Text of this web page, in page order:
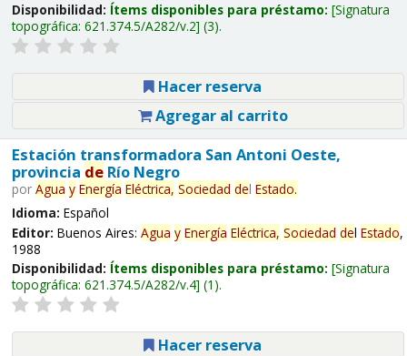
Disponibilidad: Ítems disponibles para préstamo: Signatura
topográfica: 621.374.5/A282/v.2 (3).
Hacer reserva
Agregar al carrito
Estación transformadora San Antoni Oeste,
provincia deRío Negro
por Agua y Energía Eléctrica, Sociedad del Estado.
Idioma: Español
Editor: Buenos Aires: Agua y Energía Eléctrica, Sociedad del Estado,
1988
Disponibilidad: Ítems disponibles para préstamo: Signatura
topográfica: 621.374.5/A282/v.4 (1).
Hacer reserva